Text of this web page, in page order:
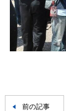
前の記事